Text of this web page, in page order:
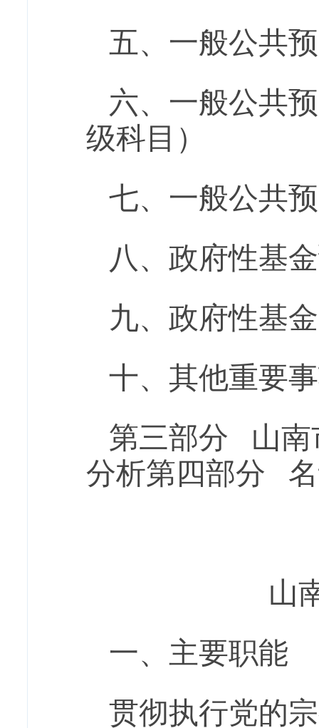
五、一般公共
六、一般公共
级科目）
七、一般公共
八、政府性基
九、政府性基金
十、 其他重要
第三部分
山
分析第四部分
山
一、主要职能
贯彻执行党的